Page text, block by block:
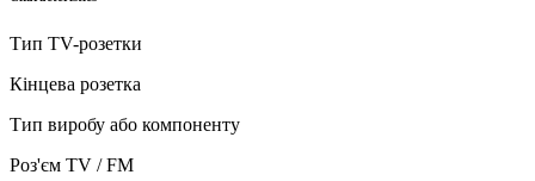
Тип TV-розетки
Кінцева розетка
Тип виробу або компоненту
Роз'єм TV / FM